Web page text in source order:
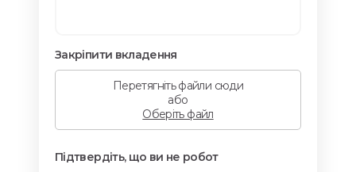
Закріпити вкладення
Перетягніть файли сюди
або
Оберіть файл
Підтвердіть, що ви не робот